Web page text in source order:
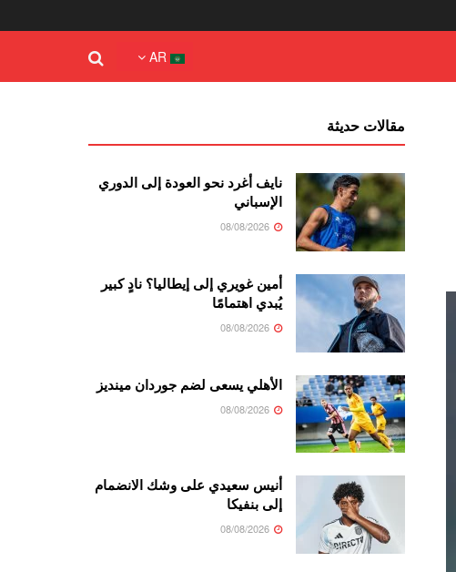
AR
مقالات حديثة
نايف أغرد نحو العودة إلى الدوري
الإسباني
أمين غويري إلى إيطاليا؟ نادٍ كبير
يُبدي اهتمامًا
الأهلي يسعى لضم جوردان مينديز
أنيس سعيدي على وشك الانضمام
إلى بنفيكا